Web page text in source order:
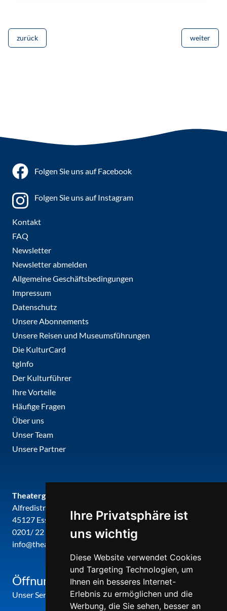
Ihre Privatsphäre ist
uns wichtig
Diese Website verwendet Cookies
und Targeting Technologien, um
Ihnen ein besseres Internet-
Erlebnis zu ermöglichen und die
Werbung, die Sie sehen, besser an
zurück weiter
Folgen Sie uns auf Facebook
Folgen Sie uns auf Instagram
Kontakt
FAQ
Newsletter
Newsletter abmelden
Allgemeine Geschäftsbedingungen
Impressum
Datenschutz
Unsere Abonnements
Unsere Reisen und Museumsführungen
Die KulturCard
tgInfo
Der Kulturführer
Ihre Vorteile
Häufige Fragen
Über uns
Unser Team
Unsere Partner
Theatergemeinde metropole ruhr
Alfredistr. 32
45127 Essen
0201/ 22 22 29
info@theatergemeinde-metropole-ruhr.de
Öffnungszeiten
Unser Service-Center ist zu folgenden Zeiten geöffnet